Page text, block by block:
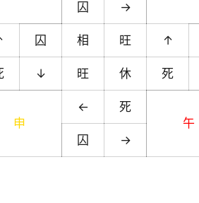
囚 →
囚 相 旺 ↑
↓ 旺 休 死
申
←
死
午
囚 →